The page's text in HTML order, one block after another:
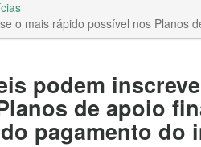
o mais rápido possível nos
podem
de apoio
pagamento do